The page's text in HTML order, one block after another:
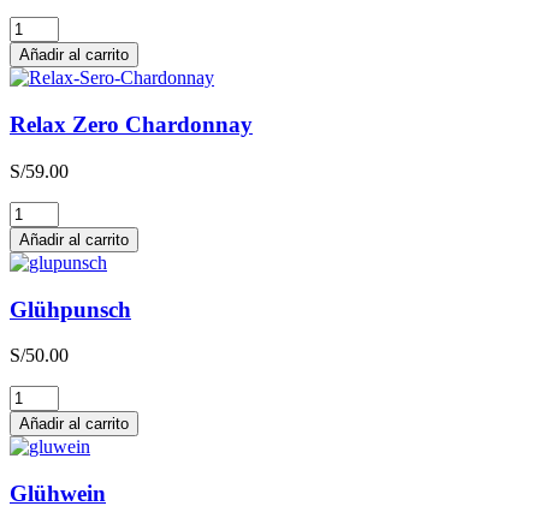
Relax
Zero
Sauvignon
Blanc
cantidad
Añadir al carrito
Relax Zero Chardonnay
S/59.00
Relax
Zero
Chardonnay
cantidad
Añadir al carrito
Glühpunsch
S/50.00
Glühpunsch
cantidad
Añadir al carrito
Glühwein